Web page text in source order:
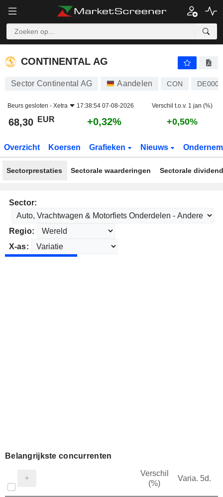
CONTINENTAL AG
CONTINENTAL AG
Sector Continental AG Aandelen CON
Beurs gesloten - Xetra 17:38:54 07-08-2026 Verschil t.o.v. 1 jan (%)
68,30 EUR +0,32% +0,50%
Overzicht Koersen Grafieken Nieuws
Sectorprestaties Sectorale waarderingen Sectorale
Sector:
Regio:
X-as:
Belangrijkste concurrenten
Verschil
(%)
Varia. 5d.